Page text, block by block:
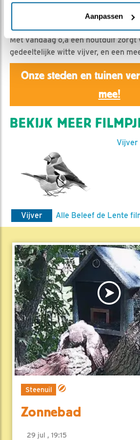
Aanpassen
Bewaar dit filmpje |
Met vandaag o,a een houtduif zorgt
gedeeltelijke witte vijver, en een
Onze steden en tuinen
mee!
BEKIJK MEER
Vijver
Vijver Alle Beleef de Lente
Steenuil
Zonnebad
29 jul , 19:15